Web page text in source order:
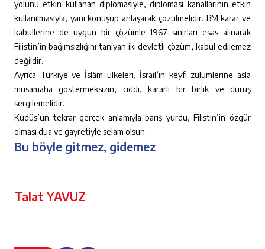
Bu böyle gitmez, gidemez
Talat YAVUZ
yolunu etkin kullanan diplomasiyle, diplomasi kanallarının etkin
kullanılmasıyla, yani konuşup anlaşarak çözülmelidir. BM karar ve
kabullerine de uygun bir çözümle 1967 sınırları esas alınarak
Filistin’in bağımsızlığını tanıyan iki devletli çözüm, kabul edilemez
değildir.
Ayrıca Türkiye ve İslâm ülkeleri, İsrail’in keyfi zulümlerine asla
müsamaha göstermeksizin, ciddi, kararlı bir birlik ve duruş
sergilemelidir.
Kudüs’ün tekrar gerçek anlamıyla barış yurdu, Filistin’in özgür
olması dua ve gayretiyle selam olsun.